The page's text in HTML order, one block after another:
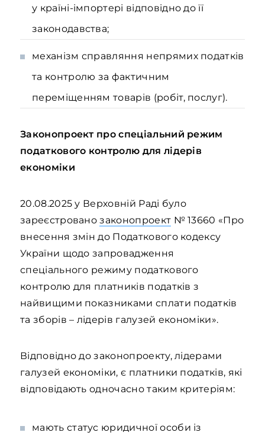
у країні-імпортері відповідно до її
законодавства;
механізм справляння непрямих податків
та контролю за фактичним
переміщенням товарів (робіт, послуг).
Законопроект про спеціальний режим
податкового контролю для лідерів
економіки
20.08.2025 у Верховній Раді було
зареєстрованозаконопроект № 13660 «Про
внесення змін до Податкового кодексу
України щодо запровадження
спеціального режиму податкового
контролю для платників податків з
найвищими показниками сплати податків
та зборів – лідерів галузей економіки».
Відповідно до законопроекту, лідерами
галузей економіки, є платники податків, які
відповідають одночасно таким критеріям:
мають статус юридичної особи із